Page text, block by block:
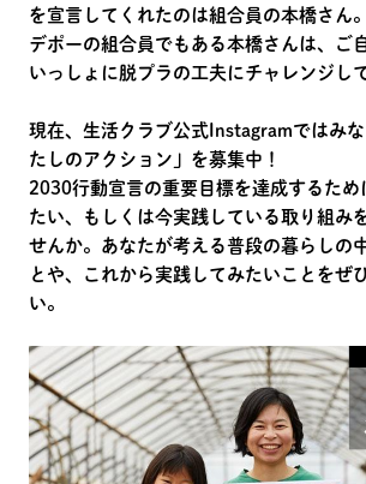
を宣言してくれたのは組合員の本橋さん。
デポーの組合員でもある本橋さんは、ご
いっしょに脱プラの工夫にチャレンジし
現在、生活クラブ公式Instagramではみ
たしのアクション」を募集中！
2030行動宣言の重要目標を達成するため
たい、もしくは今実践している取り組み
せんか。あなたが考える普段の暮らしの
とや、これから実践してみたいことをぜ
い。